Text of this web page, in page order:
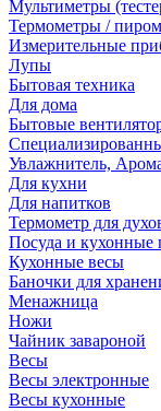
Мультиметры
Термометры /
Измерительные
Лупы
Бытовая техника
Для дома
Бытовые
Увлажнитель,
Для кухни
Для напитков
Термометр для
Посуда и кухонные
Кухонные весы
Баночки для
Менажница
Ножи
Чайник завароной
Весы
Весы электронные
Весы кухонные